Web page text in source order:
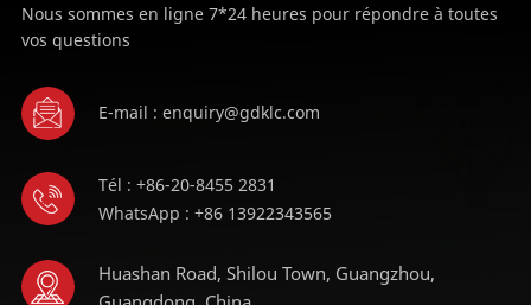
Nous sommes en ligne 7*24 heures pour répondre à toutes
vos questions
E-mail : enquiry@gdklc.com
Tél : +86-20-8455 2831
WhatsApp : +86 13922343565
Huashan Road, Shilou Town, Guangzhou,